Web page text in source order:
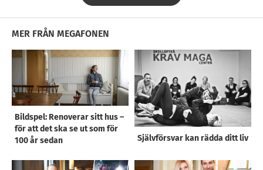
MER FRÅN MEGAFONEN
Bildspel: Renoverar sitt hus –
för att det ska se ut som för
100 år sedan
Självförsvar kan rädda ditt liv